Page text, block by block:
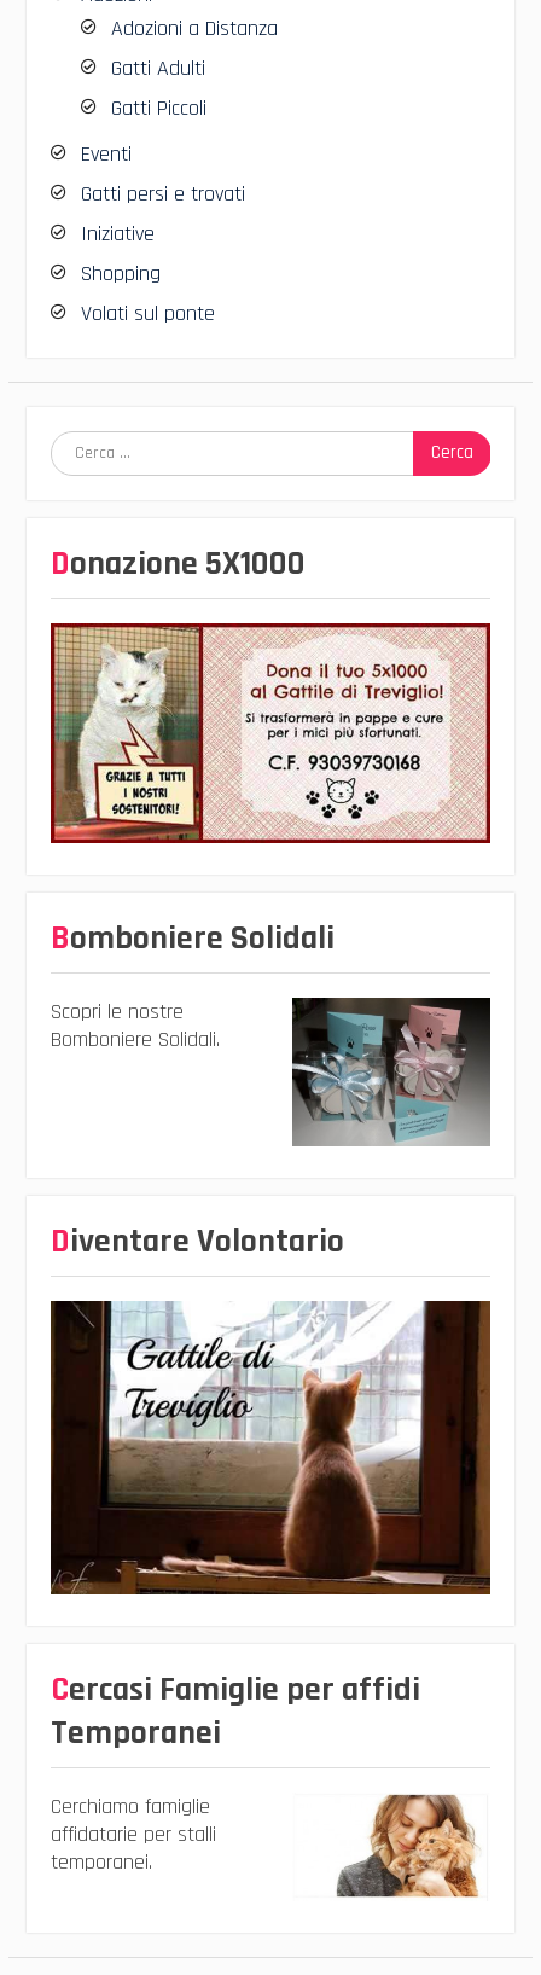
Adozioni a Distanza
Gatti Adulti
Gatti Piccoli
Eventi
Gatti persi e trovati
Iniziative
Shopping
Volati sul ponte
Ricerca
per:
Donazione 5X1000
Bomboniere Solidali
Scopri le nostre
Bomboniere Solidali.
Diventare Volontario
Cercasi Famiglie per affidi
Temporanei
Cerchiamo famiglie
affidatarie per stalli
temporanei.